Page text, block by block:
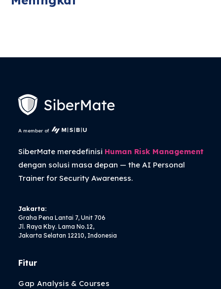
A member of
SiberMate meredefinisi Human Risk Management
dengan solusi masa depan — theAI Personal
Trainerfor Security Awareness.
Jakarta:
Graha Pena Lantai 7, Unit 706
Jl. Raya Kby. Lama No.12,
Jakarta Selatan 12210, Indonesia
Fitur
Gap Analysis & Courses